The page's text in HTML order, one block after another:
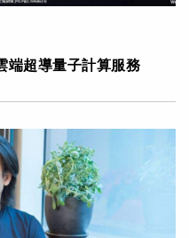
端超導量子計算服務